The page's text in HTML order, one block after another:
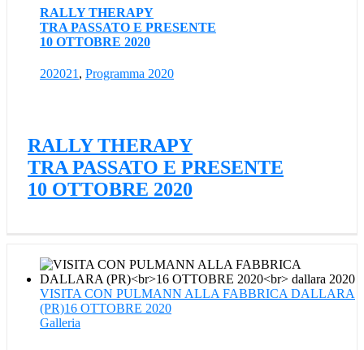
RALLY THERAPY
TRA PASSATO E PRESENTE
10 OTTOBRE 2020
202021 , Programma 2020
RALLY THERAPY
TRA PASSATO E PRESENTE
10 OTTOBRE 2020
VISITA CON PULMANN ALLA FABBRICA DALLARA
(PR)16 OTTOBRE 2020
Galleria